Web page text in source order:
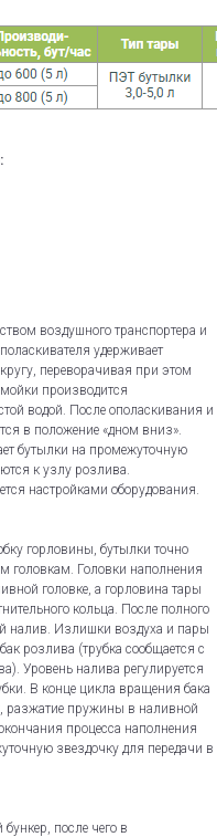
воздушного транспортера и
удерживает
переворачивая при этом
производится
водой. После ополаскивания и
в положение «дном вниз».
бутылки на промежуточную
к узлу розлива.
настройками оборудования.
горловины, бутылки точно
головкам. Головки наполнения
головке, а горловина тары
кольца. После полного
налив. Излишки воздуха и пары
розлива (трубка сообщается с
Уровень налива регулируется
В конце цикла вращения бака
разжатие пружины в наливной
процесса наполнения
звездочку для передачи в
после чего в